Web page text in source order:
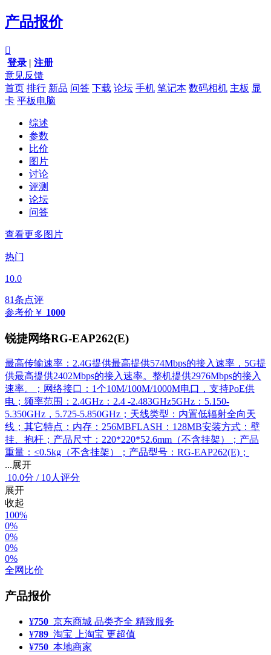
产品报价

登录 | 注册
意见反馈
首页 排行 新品 问答 下载 论坛 手机 笔记本 数码相机 主板 显
卡 平板电脑
综述
参数
比价
图片
讨论
评测
论坛
问答
查看更多图片
热门
10.0
81条点评
参考价 ￥ 1000
锐捷网络RG-EAP262(E)
最高传输速率：2.4G提供最高提供574Mbps的接入速率，5G提
供最高提供2402Mbps的接入速率。整机提供2976Mbps的接入
速率。；网络接口：1个10M/100M/1000M电口，支持PoE供
电；频率范围：2.4GHz：2.4 -2.483GHz5GHz：5.150-
5.350GHz，5.725-5.850GHz；天线类型：内置低辐射全向天
线；其它特点：内存：256MBFLASH：128MB安装方式：壁
挂、抱杆；产品尺寸：220*220*52.6mm（不含挂架）；产品
重量：≤0.5kg（不含挂架）；产品型号：RG-EAP262(E)；
...展开
10.0分 / 10人评分
展开
收起
100%
0%
0%
0%
0%
全网比价
产品报价
¥750 京东商城 品类齐全 精致服务
¥789 淘宝
上淘宝 更超值
¥750 本地商家